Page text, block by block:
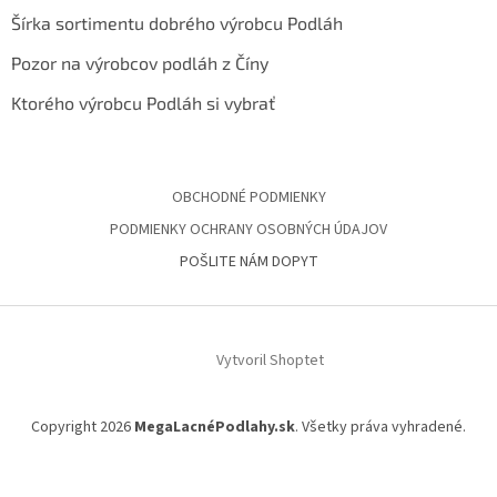
Šírka sortimentu dobrého výrobcu Podláh
Pozor na výrobcov podláh z Číny
Ktorého výrobcu Podláh si vybrať
OBCHODNÉ PODMIENKY
PODMIENKY OCHRANY OSOBNÝCH ÚDAJOV
POŠLITE NÁM DOPYT
Vytvoril Shoptet
Copyright 2026 MegaLacnéPodlahy.sk. Všetky práva vyhradené.